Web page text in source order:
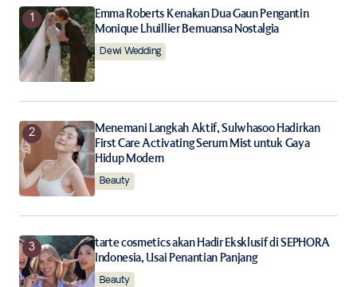
Your E-mail*
Save my name, email, and website in this browser for
the next time I comment.
Notify me of follow-up comments by email.
Notify me of new posts by email.
Submit Comment
Emma Roberts Kenakan Dua Gaun Pengantin
Monique Lhuillier Bernuansa Nostalgia
Dewi Wedding
Menemani Langkah Aktif, Sulwhasoo Hadirkan
First Care Activating Serum Mist untuk Gaya
Hidup Modern
Beauty
tarte cosmetics akan Hadir Eksklusif di SEPHORA
Indonesia, Usai Penantian Panjang
Beauty